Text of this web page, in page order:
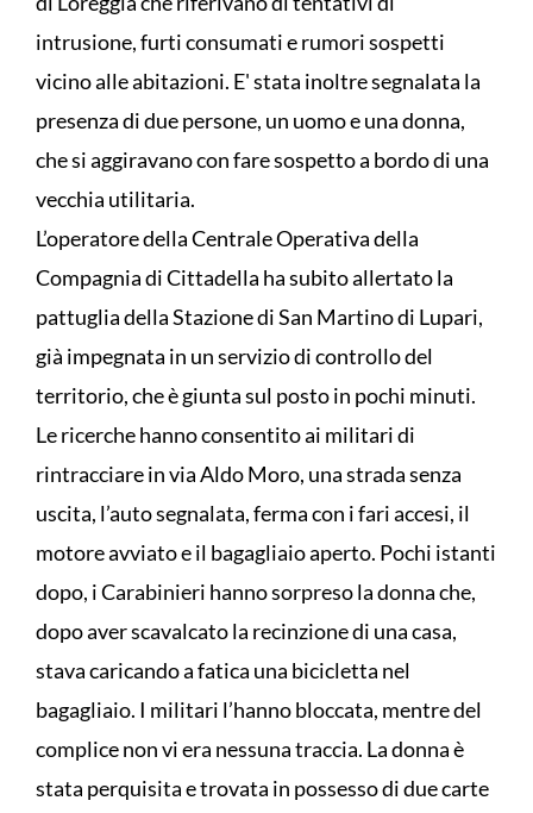
intrusione, furti consumati e rumori sospetti
vicino alle abitazioni. E' stata inoltre segnalata la
presenza di due persone, un uomo e una donna,
che si aggiravano con fare sospetto a bordo di una
vecchia utilitaria.
L’operatore della Centrale Operativa della
Compagnia di Cittadella ha subito allertato la
pattuglia della Stazione di San Martino di Lupari,
già impegnata in un servizio di controllo del
territorio, che è giunta sul posto in pochi minuti.
Le ricerche hanno consentito ai militari di
rintracciare in via Aldo Moro, una strada senza
uscita, l’auto segnalata, ferma con i fari accesi, il
motore avviato e il bagagliaio aperto. Pochi istanti
dopo, i Carabinieri hanno sorpreso la donna che,
dopo aver scavalcato la recinzione di una casa,
stava caricando a fatica una bicicletta nel
bagagliaio. I militari l’hanno bloccata, mentre del
complice non vi era nessuna traccia. La donna è
stata perquisita e trovata in possesso di due carte